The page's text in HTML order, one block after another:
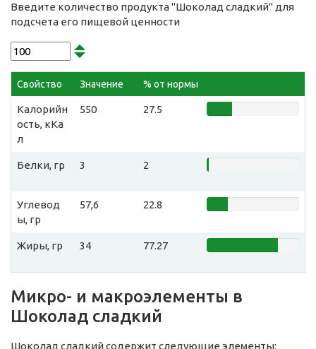
Введите количество продукта "Шоколад сладкий" для
подсчета его пищевой ценности
Свойство Значение % от нормы
Калорийн
ость, кКа
л
550 27.5
Белки, гр 3 2
Углевод
ы, гр
57,6 22.8
Жиры, гр 34 77.27
Микро- и макроэлементы в
Шоколад сладкий
Шоколад сладкий содержит следующие элементы: